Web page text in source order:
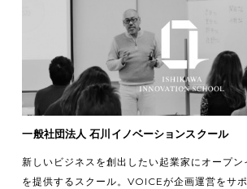
一般社団法人 石川イノベーションスクール
新しいビジネスを創出したい起業家にオープ
を提供するスクール。VOICEが企画運営をサポ